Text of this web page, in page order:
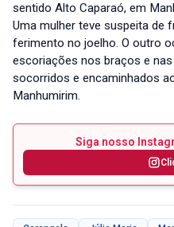
sentido Alto Caparaó, em
Uma mulher teve suspeita de
ferimento no joelho. O outro
escoriações nos braços e
socorridos e encaminhados
Manhumirim.
Siga nosso